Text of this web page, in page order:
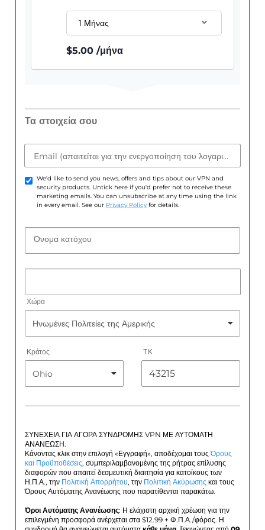
1 Μήνας
$5.00 /μήνα
Τα στοιχεία σου
Email (απαιτείται για την ενεργοποίηση του λογαριασμού)
We'd like to send you news, offers and tips about our VPN and
security products. Untick here if you'd prefer not to receive these
marketing emails. You can unsubscribe at any time using the link
in every email. See our Privacy Policy for details.
Όνομα κατόχου
Χώρα
Κράτος ΤΚ
ΣΥΝΕΧΕΙΑ ΓΙΑ ΑΓΟΡΑ ΣΥΝΔΡΟΜΗΣ VPN ΜΕ ΑΥΤΟΜΑΤΗ
ΑΝΑΝΕΩΣΗ.
Κάνοντας κλικ στην επιλογή «Εγγραφή», αποδέχομαι τουςΌρους
και Προϋποθέσεις, συμπεριλαμβανομένης της ρήτρας επίλυσης
διαφορών που απαιτεί δεσμευτική διαιτησία για κατοίκους των
Η.Π.Α., την Πολιτική Απορρήτου, την Πολιτική Ακύρωσης και τους
Όρους Αυτόματης Ανανέωσης που παρατίθενται παρακάτω.
Όροι Αυτόματης Ανανέωσης: Η ελάχιστη αρχική χρέωση για την
επιλεγμένη προσφορά ανέρχεται στα $12.99 + Φ.Π.Α./φόρος. Η